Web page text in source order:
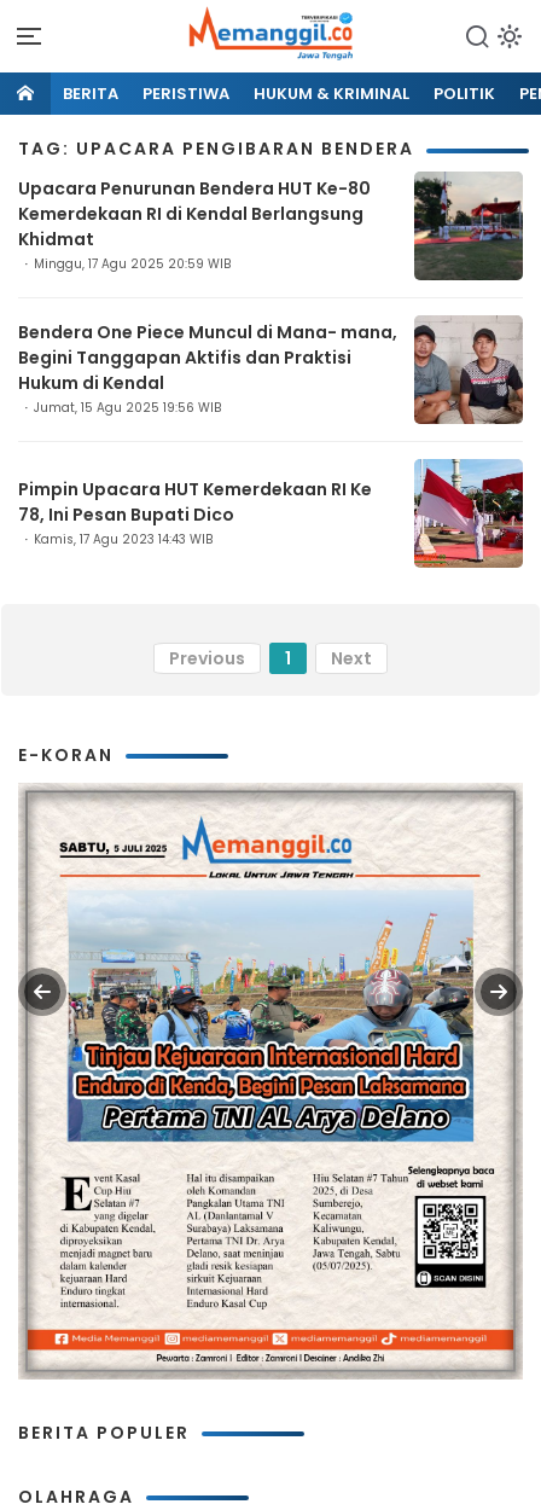
BERITA PERISTIWA HUKUM & KRIMINAL POLITIK
TAG: UPACARA PENGIBARAN BENDERA
Upacara Penurunan Bendera HUT Ke-80
Kemerdekaan RI di Kendal Berlangsung
Khidmat
Minggu, 17 Agu 2025 20:59 WIB
Bendera One Piece Muncul di Mana- mana,
Begini Tanggapan Aktifis dan Praktisi
Hukum di Kendal
Jumat, 15 Agu 2025 19:56 WIB
Pimpin Upacara HUT Kemerdekaan RI Ke
78, Ini Pesan Bupati Dico
Kamis, 17 Agu 2023 14:43 WIB
Previous 1 Next
E-KORAN
BERITA POPULER
OLAHRAGA